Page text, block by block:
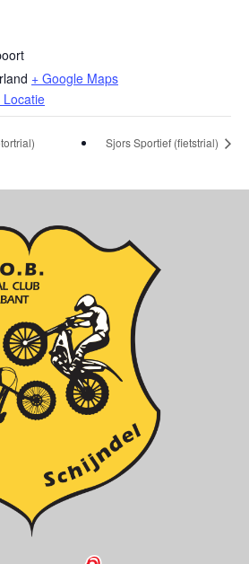
+ Google Maps
Locatie
Sjors Sportief (fietstrial)